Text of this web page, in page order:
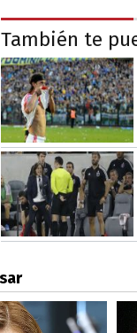
También te